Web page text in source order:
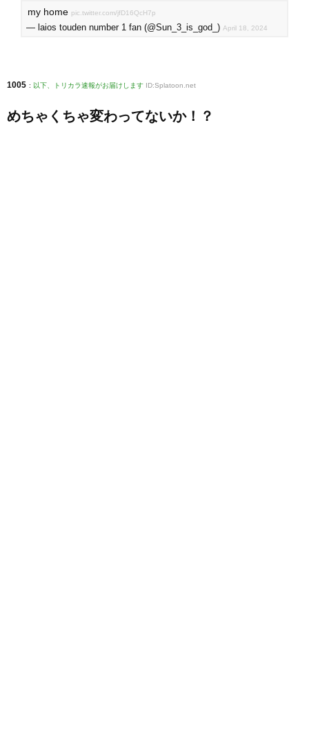
my home pic.twitter.com/jfD16QcH7p
— laios touden number 1 fan (@Sun_3_is_god_) April 18, 2024
1005 : 以下、トリカラ速報がお届けします ID:Splatoon.net
めちゃくちゃ変わってないか！？